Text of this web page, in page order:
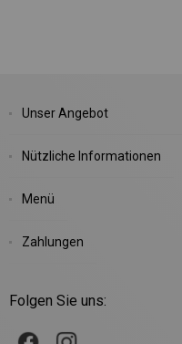
Unser Angebot
Nützliche Informationen
Menü
Zahlungen
Folgen Sie uns: